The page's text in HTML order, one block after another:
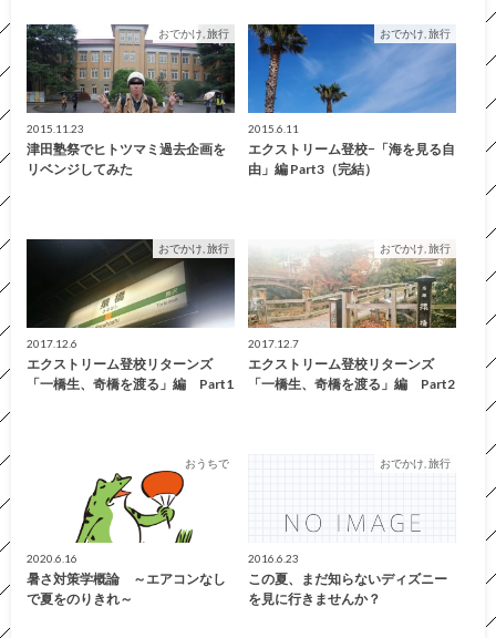
おでかけ, 旅行
2015.11.23
津田塾祭でヒトツマミ過去企画を
リベンジしてみた
おでかけ, 旅行
2015.6.11
エクストリーム登校−「海を見る自
由」編 Part3（完結）
おでかけ, 旅行
2017.12.6
エクストリーム登校リターンズ
「一橋生、奇橋を渡る」編 Part1
おでかけ, 旅行
2017.12.7
エクストリーム登校リターンズ
「一橋生、奇橋を渡る」編 Part2
おうちで
2020.6.16
暑さ対策学概論 ～エアコンなし
で夏をのりきれ～
おでかけ, 旅行
2016.6.23
この夏、まだ知らないディズニー
を見に行きませんか？